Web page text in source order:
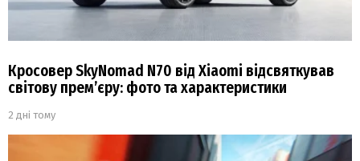
Кросовер SkyNomad N70 від Xiaomi відсвяткував
світову прем’єру: фото та характеристики
2 дні тому